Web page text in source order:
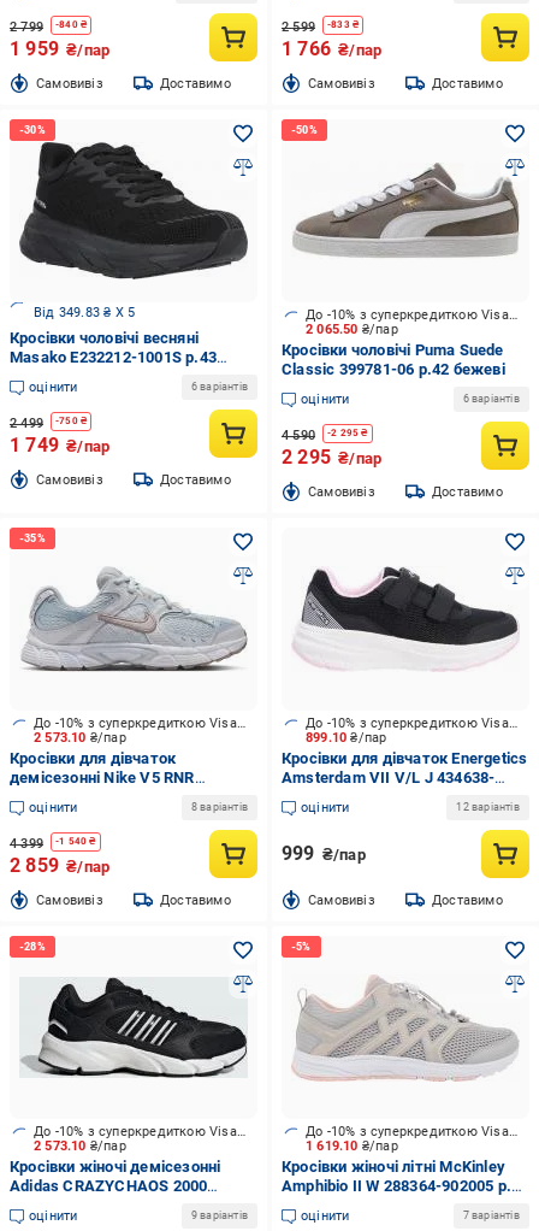
2 799 -840₴
1 959 ₴/пар
Cамовивіз Доставимо
2 599 -833₴
1 766 ₴/пар
Cамовивіз Доставимо
Від 349.83 ₴ X 5
Кросівки чоловічі весняні
Masako E232212-1001S р.43
чорні
оцінити 6 варіантів
2 499 -750₴
1 749 ₴/пар
Cамовивіз Доставимо
2 065.50 ₴/пар
До -10% з суперкредиткою Visa Вигода
Кросівки чоловічі Puma Suede
Classic 399781-06 р.42 бежеві
оцінити 6 варіантів
4 590 -2 295 ₴
2 295 ₴/пар
Cамовивіз Доставимо
2 573.10 ₴/пар
До -10% з суперкредиткою Visa Вигода
Кросівки для дівчаток
демісезонні Nike V5 RNR
HQ6411-400 р.38,5 блакитні
оцінити 8 варіантів
4 399 -1 540 ₴
2 859 ₴/пар
Cамовивіз Доставимо
899.10₴/пар
До -10% з суперкредиткою Visa Вигода
Кросівки для дівчаток Energetics
Amsterdam VII V/L J 434638-
901050 р.33 чорні
оцінити 12 варіантів
999 ₴/пар
Cамовивіз Доставимо
2 573.10 ₴/пар
До -10% з суперкредиткою Visa Вигода
Кросівки жіночі демісезонні
Adidas CRAZYCHAOS 2000
IH0456 р.38 2/3 чорні
оцінити 9 варіантів
1 619.10 ₴/пар
До -10% з суперкредиткою Visa Вигода
Кросівки жіночі літні McKinley
Amphibio II W 288364-902005 р.39
сірі
оцінити 7 варіантів